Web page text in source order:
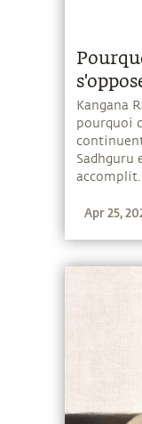
Kangana
pourquoi
Sadhguru
accomplit.
Apr 25,